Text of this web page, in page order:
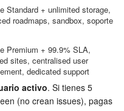
Standard + unlimited storage,
roadmaps, sandbox, soporte
Premium + 99.9% SLA,
sites, centralised user
dedicated support
activo. Si tienes 5
(no crean issues), pagas